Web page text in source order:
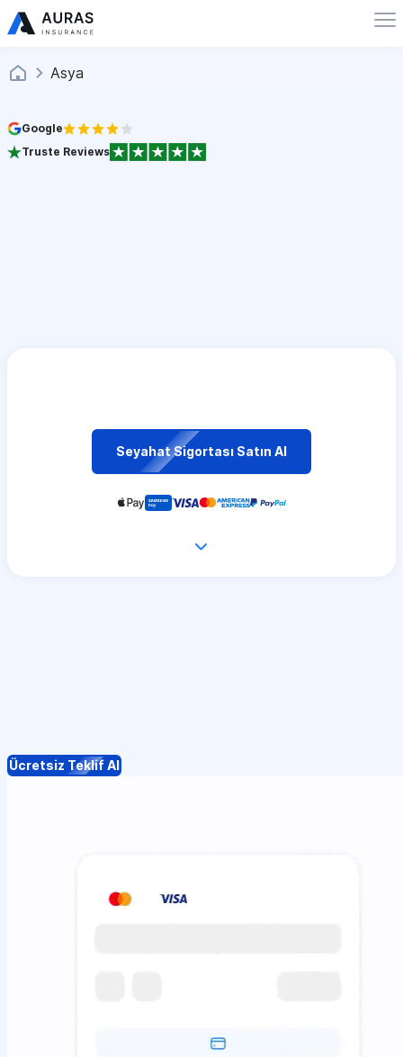
Asya
Google
Truste Reviews
Seyahat Sigortası Satın Al
Ücretsiz Teklif Al